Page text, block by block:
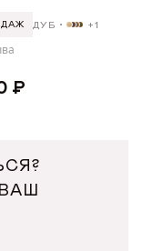
ДУБ +1
₽